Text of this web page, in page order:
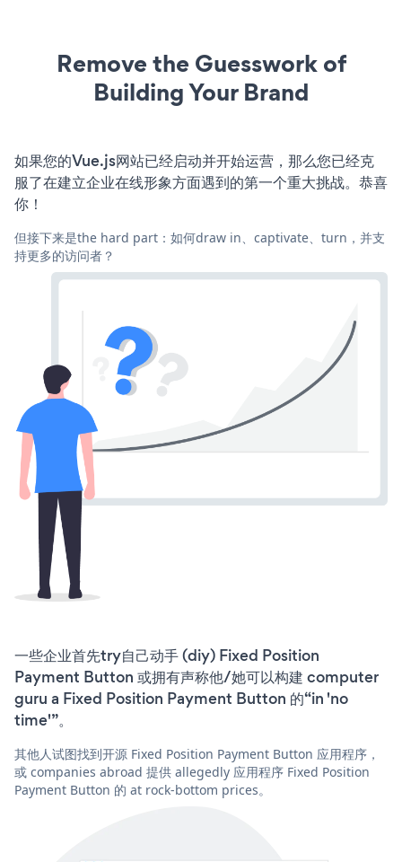
Remove the Guesswork of
Building Your Brand
如果您的Vue.js网站已经启动并开始运营，那么您已经克
服了在建立企业在线形象方面遇到的第一个重大挑战。恭喜
你！
但接下来是the hard part：如何draw in、captivate、turn，并支
持更多的访问者？
一些企业首先try自己动手 (diy) Fixed Position
Payment Button 或拥有声称他/她可以构建 computer
guru a Fixed Position Payment Button 的“in 'no
time'”。
其他人试图找到开源 Fixed Position Payment Button 应用程序，
或 companies abroad 提供 allegedly 应用程序 Fixed Position
Payment Button 的 at rock-bottom prices。